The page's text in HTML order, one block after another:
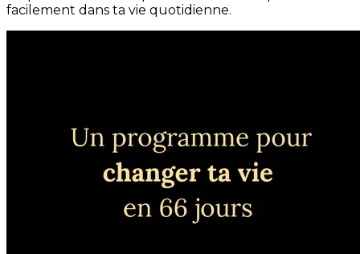
facilement dans ta vie quotidienne.